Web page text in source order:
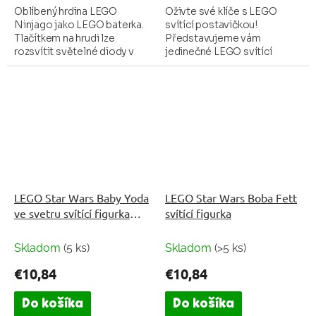
Oblíbený hrdina LEGO
Ninjago jako LEGO baterka.
Tlačítkem na hrudi lze
rozsvítit světelné diody v
nohách postavičky.
Oživte své klíče s LEGO
svítící postavičkou!
Představujeme vám
jedinečné LEGO svítící
přívěsky, které kombinují
LEGO Star Wars Baby Yoda
ve svetru svítící figurka
Skladom (5 ks)
€10,84
Do košíka
LEGO Star Wars Boba Fett
svítící figurka
Skladom (>5 ks)
€10,84
Do košíka